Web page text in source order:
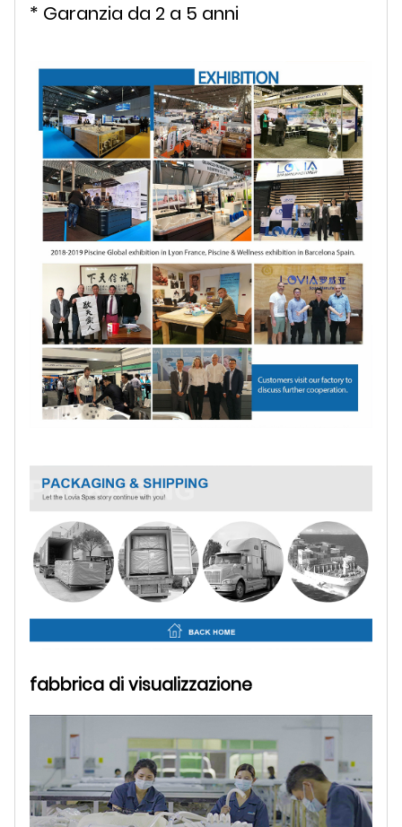
* Garanzia da 2 a 5 anni
fabbrica di visualizzazione